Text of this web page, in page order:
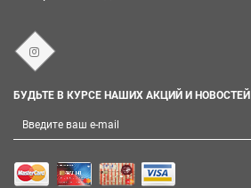
БУДЬТЕ В КУРСЕ НАШИХ АКЦИЙ И НОВОСТЕЙ